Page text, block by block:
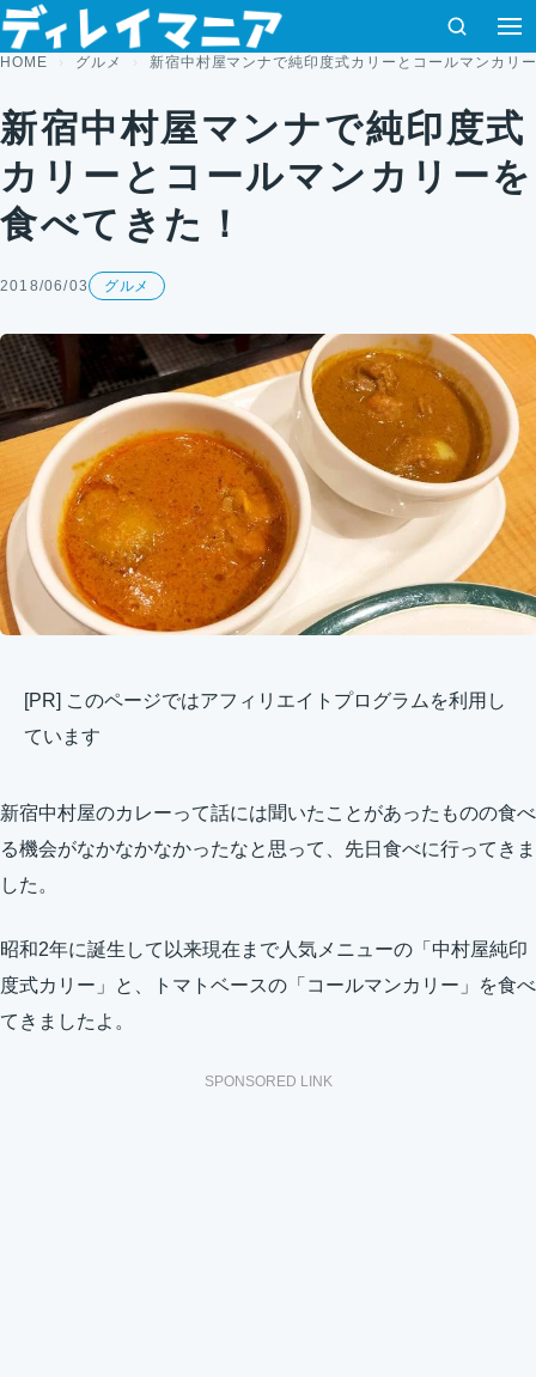
コンテンツへスキップ
検索
HOME グルメ 新宿中村屋マンナで純印度式カリーとコールマンカリ
新宿中村屋マンナで純印度式
カリーとコールマンカリーを
食べてきた！
2018/06/03 グルメ
[PR] このページではアフィリエイトプログラムを利用し
ています
新宿中村屋のカレーって話には聞いたことがあったものの食べ
る機会がなかなかなかったなと思って、先日食べに行ってきま
した。
昭和2年に誕生して以来現在まで人気メニューの「中村屋純印
度式カリー」と、トマトベースの「コールマンカリー」を食べ
てきましたよ。
SPONSORED LINK